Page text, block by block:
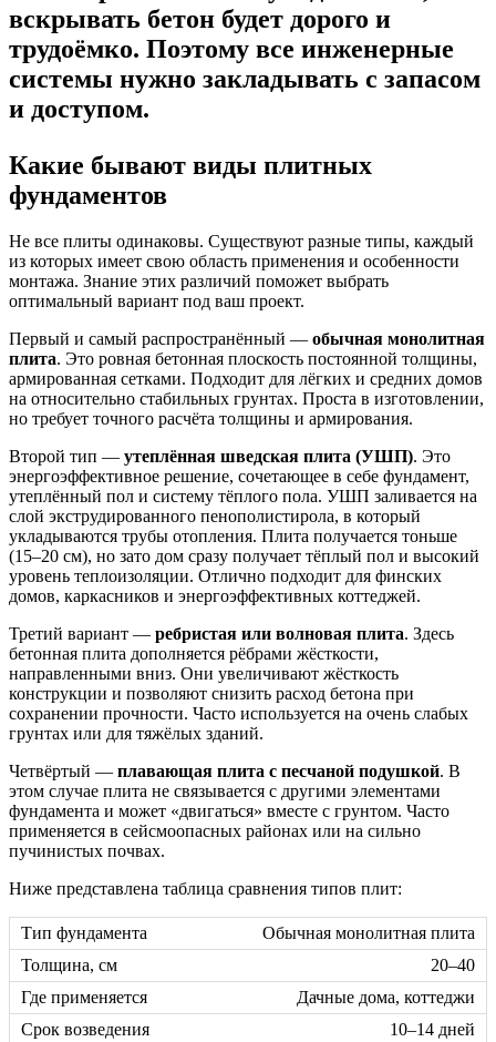
вскрывать бетон будет дорого и
трудоёмко. Поэтому все инженерные
системы нужно закладывать с запасом
и доступом.
Какие бывают виды плитных
фундаментов
Не все плиты одинаковы. Существуют разные типы, каждый
из которых имеет свою область применения и особенности
монтажа. Знание этих различий поможет выбрать
оптимальный вариант под ваш проект.
Первый и самый распространённый — обычная монолитная
плита. Это ровная бетонная плоскость постоянной толщины,
армированная сетками. Подходит для лёгких и средних домов
на относительно стабильных грунтах. Проста в изготовлении,
но требует точного расчёта толщины и армирования.
Второй тип — утеплённая шведская плита (УШП). Это
энергоэффективное решение, сочетающее в себе фундамент,
утеплённый пол и систему тёплого пола. УШП заливается на
слой экструдированного пенополистирола, в который
укладываются трубы отопления. Плита получается тоньше
(15–20 см), но зато дом сразу получает тёплый пол и высокий
уровень теплоизоляции. Отлично подходит для финских
домов, каркасников и энергоэффективных коттеджей.
Третий вариант — ребристая или волновая плита. Здесь
бетонная плита дополняется рёбрами жёсткости,
направленными вниз. Они увеличивают жёсткость
конструкции и позволяют снизить расход бетона при
сохранении прочности. Часто используется на очень слабых
грунтах или для тяжёлых зданий.
Четвёртый — плавающая плита с песчаной подушкой. В
этом случае плита не связывается с другими элементами
фундамента и может «двигаться» вместе с грунтом. Часто
применяется в сейсмоопасных районах или на сильно
пучинистых почвах.
Ниже представлена таблица сравнения типов плит:
Обычная монолитная плита
20–40
Дачные дома, коттеджи
10–14 дней